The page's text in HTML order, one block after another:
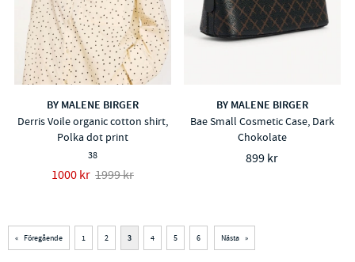
BY MALENE BIRGER
Derris Voile organic cotton shirt,
Polka dot print
38
1000 kr 1999 kr
BY MALENE BIRGER
Bae Small Cosmetic Case, Dark
Chokolate
899 kr
« Föregående 1 2 3 4 5 6 Nästa »